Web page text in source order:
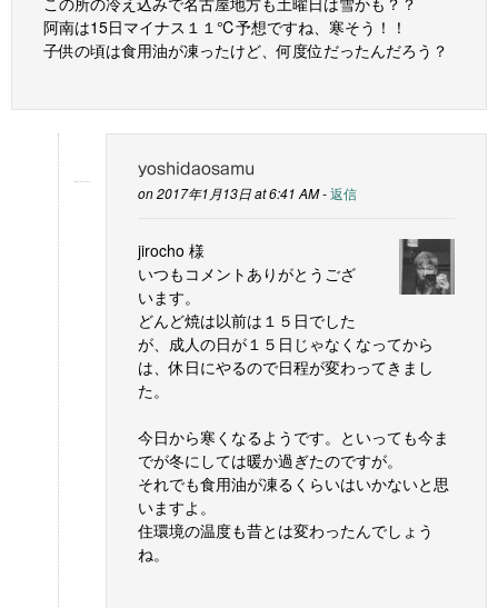
阿南は15日マイナス１１℃予想ですね、寒そう！！
子供の頃は食用油が凍ったけど、何度位だったんだろう？
yoshidaosamu
on 2017年1月13日 at 6:41 AM -返信
jirocho 様
いつもコメントありがとうござ
います。
どんど焼は以前は１５日でした
が、成人の日が１５日じゃなくなってから
は、休日にやるので日程が変わってきまし
た。
今日から寒くなるようです。といっても今ま
でが冬にしては暖か過ぎたのですが。
それでも食用油が凍るくらいはいかないと思
いますよ。
住環境の温度も昔とは変わったんでしょう
ね。